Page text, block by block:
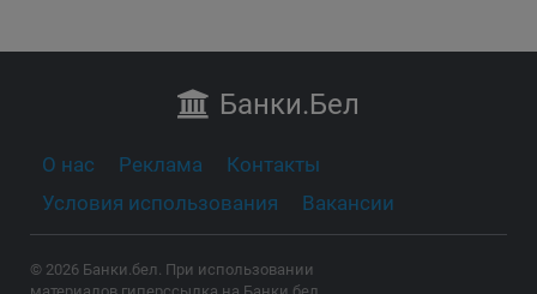
Банки.Бел
О нас Реклама
Контакты
Условия использования
Вакансии
© 2026 Банки.бел. При использовании